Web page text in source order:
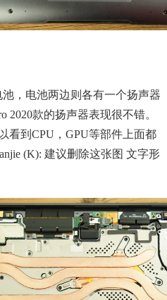
，电池两边则各有一个扬声器
2020款的扬声器表现很不错。
看到CPU，GPU等部件上面都
(K): 建议删除这张图 文字形